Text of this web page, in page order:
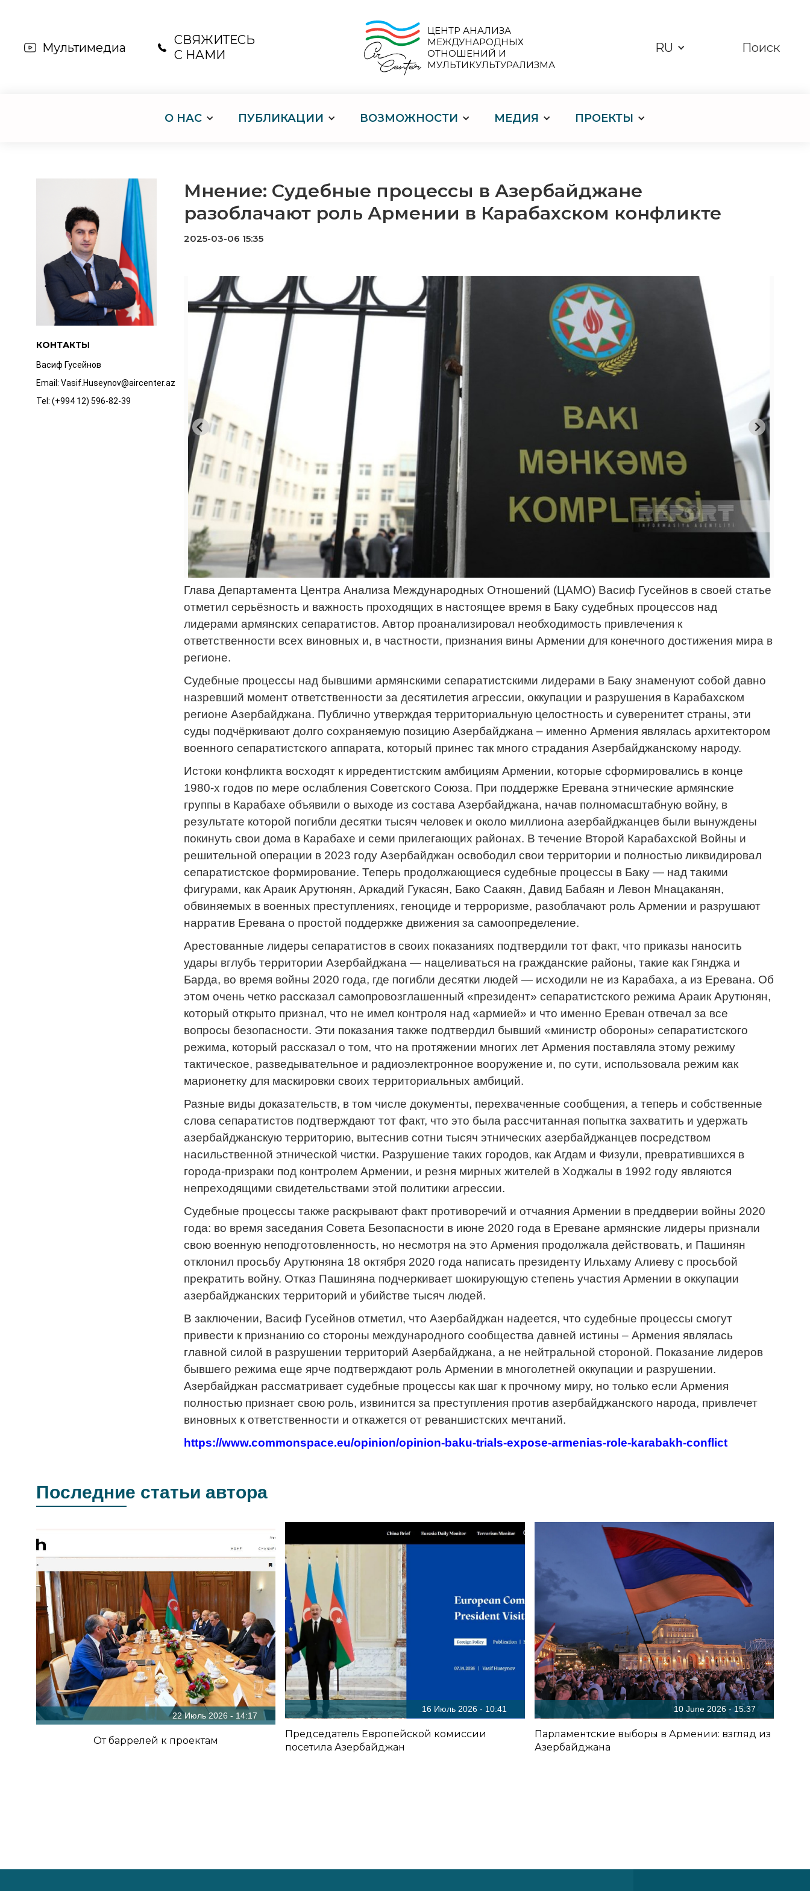
Мультимедиа
СВЯЖИТЕСЬ
С НАМИ
ЦЕНТР АНАЛИЗА
МЕЖДУНАРОДНЫХ
ОТНОШЕНИЙ И
МУЛЬТИКУЛЬТУРАЛИЗМА
RU Поиск
О НАС ПУБЛИКАЦИИ ВОЗМОЖНОСТИ МЕДИЯ ПРОЕКТЫ
КОНТАКТЫ
Васиф Гусейнов
Email: Vasif.Huseynov@aircenter.az
Tel: (+994 12) 596-82-39
Мнение: Судебные процессы в Азербайджане
разоблачают роль Армении в Карабахском конфликте
2025-03-06 15:35
Глава Департамента Центра Анализа Международных Отношений (ЦАМО) Васиф Гусейнов в своей статье
отметил серьёзность и важность проходящих в настоящее время в Баку судебных процессов над
лидерами армянских сепаратистов. Автор проанализировал необходимость привлечения к
ответственности всех виновных и, в частности, признания вины Армении для конечного достижения мира в
регионе.
Судебные процессы над бывшими армянскими сепаратистскими лидерами в Баку знаменуют собой давно
назревший момент ответственности за десятилетия агрессии, оккупации и разрушения в Карабахском
регионе Азербайджана. Публично утверждая территориальную целостность и суверенитет страны, эти
суды подчёркивают долго сохраняемую позицию Азербайджана – именно Армения являлась архитектором
военного сепаратистского аппарата, который принес так много страдания Азербайджанскому народу.
Истоки конфликта восходят к ирредентистским амбициям Армении, которые сформировались в конце
1980-х годов по мере ослабления Советского Союза. При поддержке Еревана этнические армянские
группы в Карабахе объявили о выходе из состава Азербайджана, начав полномасштабную войну, в
результате которой погибли десятки тысяч человек и около миллиона азербайджанцев были вынуждены
покинуть свои дома в Карабахе и семи прилегающих районах. В течение Второй Карабахской Войны и
решительной операции в 2023 году Азербайджан освободил свои территории и полностью ликвидировал
сепаратистское формирование. Теперь продолжающиеся судебные процессы в Баку — над такими
фигурами, как Араик Арутюнян, Аркадий Гукасян, Бако Саакян, Давид Бабаян и Левон Мнацаканян,
обвиняемых в военных преступлениях, геноциде и терроризме, разоблачают роль Армении и разрушают
нарратив Еревана о простой поддержке движения за самоопределение.
Арестованные лидеры сепаратистов в своих показаниях подтвердили тот факт, что приказы наносить
удары вглубь территории Азербайджана — нацеливаться на гражданские районы, такие как Гянджа и
Барда, во время войны 2020 года, где погибли десятки людей — исходили не из Карабаха, а из Еревана. Об
этом очень четко рассказал самопровозглашенный «президент» сепаратистского режима Араик Арутюнян,
который открыто признал, что не имел контроля над «армией» и что именно Ереван отвечал за все
вопросы безопасности. Эти показания также подтвердил бывший «министр обороны» сепаратистского
режима, который рассказал о том, что на протяжении многих лет Армения поставляла этому режиму
тактическое, разведывательное и радиоэлектронное вооружение и, по сути, использовала режим как
марионетку для маскировки своих территориальных амбиций.
Разные виды доказательств, в том числе документы, перехваченные сообщения, а теперь и собственные
слова сепаратистов подтверждают тот факт, что это была рассчитанная попытка захватить и удержать
азербайджанскую территорию, вытеснив сотни тысяч этнических азербайджанцев посредством
насильственной этнической чистки. Разрушение таких городов, как Агдам и Физули, превратившихся в
города-призраки под контролем Армении, и резня мирных жителей в Ходжалы в 1992 году являются
непреходящими свидетельствами этой политики агрессии.
Судебные процессы также раскрывают факт противоречий и отчаяния Армении в преддверии войны 2020
года: во время заседания Совета Безопасности в июне 2020 года в Ереване армянские лидеры признали
свою военную неподготовленность, но несмотря на это Армения продолжала действовать, и Пашинян
отклонил просьбу Арутюняна 18 октября 2020 года написать президенту Ильхаму Алиеву с просьбой
прекратить войну. Отказ Пашиняна подчеркивает шокирующую степень участия Армении в оккупации
азербайджанских территорий и убийстве тысяч людей.
В заключении, Васиф Гусейнов отметил, что Азербайджан надеется, что судебные процессы смогут
привести к признанию со стороны международного сообщества давней истины – Армения являлась
главной силой в разрушении территорий Азербайджана, а не нейтральной стороной. Показание лидеров
бывшего режима еще ярче подтверждают роль Армении в многолетней оккупации и разрушении.
Азербайджан рассматривает судебные процессы как шаг к прочному миру, но только если Армения
полностью признает свою роль, извинится за преступления против азербайджанского народа, привлечет
виновных к ответственности и откажется от реваншистских мечтаний.
https://www.commonspace.eu/opinion/opinion-baku-trials-expose-armenias-role-karabakh-conflict
Последние статьи автора
22 Июль 2026 - 14:17
От баррелей к проектам
16 Июль 2026 - 10:41
Председатель Европейской комиссии
посетила Азербайджан
10 June 2026 - 15:37
Парламентские выборы в Армении: взгляд из
Азербайджана